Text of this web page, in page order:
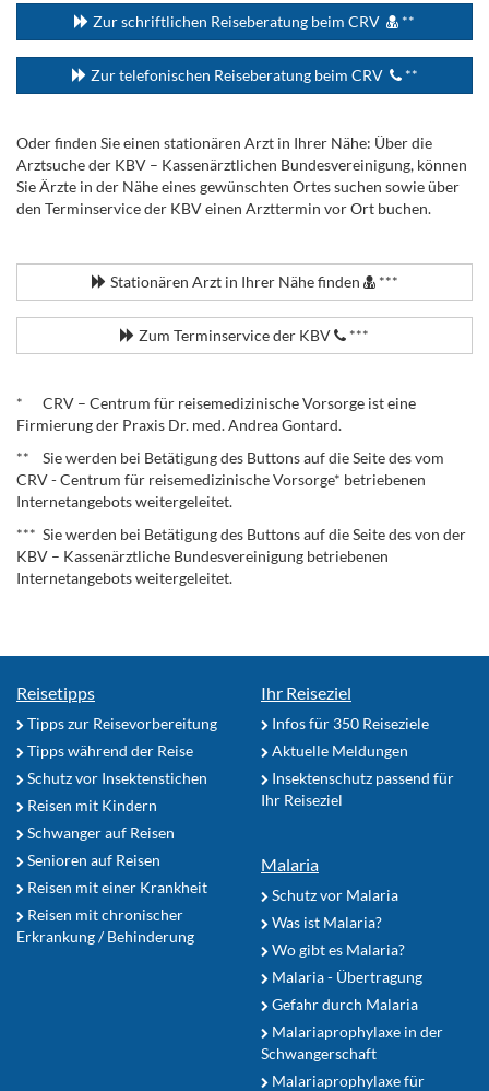
Zur schriftlichen Reiseberatung beim CRV **
Zur telefonischen Reiseberatung beim CRV **
Oder finden Sie einen stationären Arzt in Ihrer Nähe: Über die
Arztsuche der KBV – Kassenärztlichen Bundesvereinigung, können
Sie Ärzte in der Nähe eines gewünschten Ortes suchen sowie über
den Terminservice der KBV einen Arzttermin vor Ort buchen.
Stationären Arzt in Ihrer Nähe finden ***
Zum Terminservice der KBV ***
* CRV – Centrum für reisemedizinische Vorsorge ist eine
Firmierung der Praxis Dr. med. Andrea Gontard.
** Sie werden bei Betätigung des Buttons auf die Seite des vom
CRV - Centrum für reisemedizinische Vorsorge* betriebenen
Internetangebots weitergeleitet.
*** Sie werden bei Betätigung des Buttons auf die Seite des von der
KBV – Kassenärztliche Bundesvereinigung betriebenen
Internetangebots weitergeleitet.
Reisetipps
Tipps zur Reisevorbereitung
Tipps während der Reise
Schutz vor Insektenstichen
Reisen mit Kindern
Schwanger auf Reisen
Senioren auf Reisen
Reisen mit einer Krankheit
Reisen mit chronischer
Erkrankung / Behinderung
Ihr Reiseziel
Infos für 350 Reiseziele
Aktuelle Meldungen
Insektenschutz passend für
Ihr Reiseziel
Malaria
Schutz vor Malaria
Was ist Malaria?
Wo gibt es Malaria?
Malaria - Übertragung
Gefahr durch Malaria
Malariaprophylaxe in der
Schwangerschaft
Malariaprophylaxe für